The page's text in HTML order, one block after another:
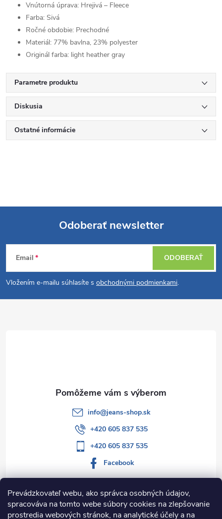
Prevádzkovateľ webu, ako správca osobných údajov,
spracováva na tomto webe súbory cookies na zlepšovanie
prostredia webových stránok, na analytické účely a na
Vnútorná úprava: Hrejivá – Fleece
Farba: Sivá
Ročné obdobie: Prechodné
Materiál: 77% bavlna, 23% polyester
Originál farba: light heather gray
Parametre produktu
Diskusia
Ostatné informácie
Z
á
p
Odoberať newsletter
Email
Vložením e-mailu súhlasíte s obchodnými podmienkami.
ODOBERAŤ
Informácie pre vás
info@jeans-shop.sk
+420 605 837 535
+420 605 837 535
Facebook